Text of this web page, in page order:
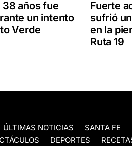
38 años fue
un intento
Verde
Fuerte
sufrió
en la
Ruta 19
ÚLTIMAS NOTICIAS SANTA FE
DEPORTES